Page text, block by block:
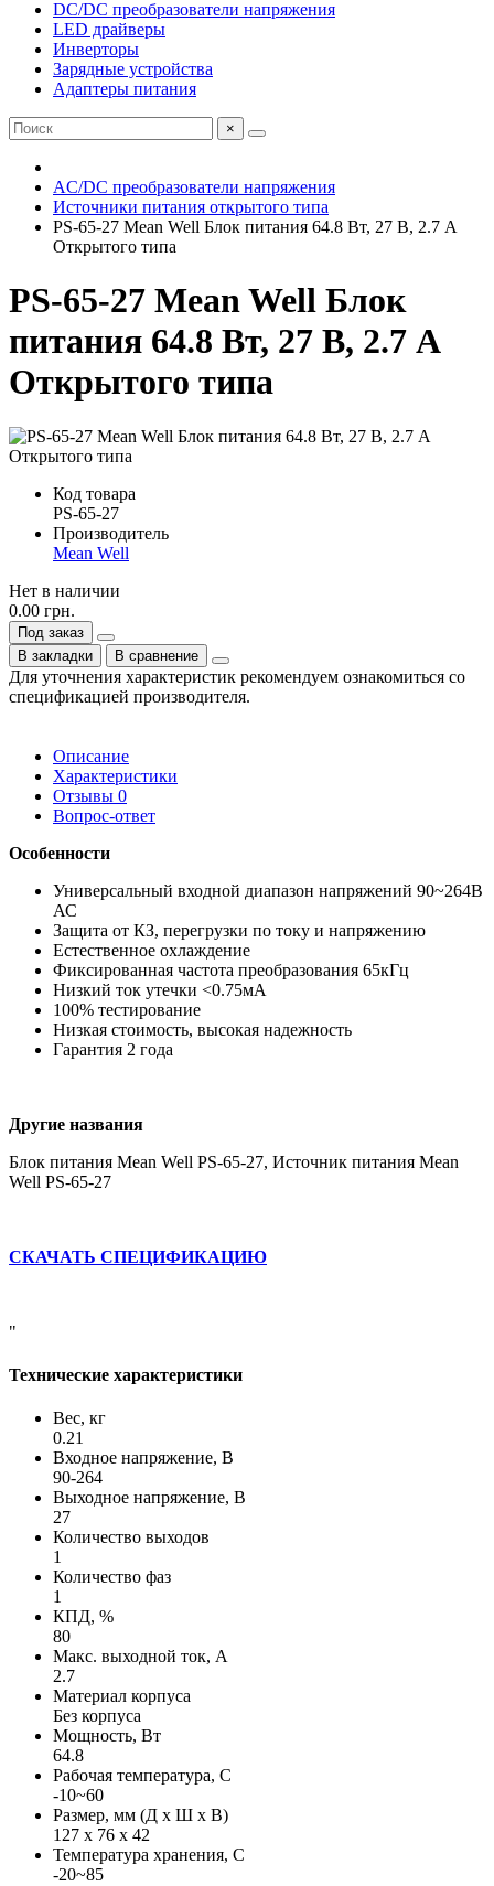
DC/DC преобразователи напряжения
LED драйверы
Инверторы
Зарядные устройства
Адаптеры питания
×
AC/DC преобразователи напряжения
Источники питания открытого типа
PS-65-27 Mean Well Блок питания 64.8 Вт, 27 В, 2.7 А
Открытого типа
PS-65-27 Mean Well Блок
питания 64.8 Вт, 27 В, 2.7 А
Открытого типа
Код товара
PS-65-27
Производитель
Mean Well
Нет в наличии
0.00 грн.
Под заказ
В закладки
В сравнение
Для уточнения характеристик рекомендуем ознакомиться со
спецификацией производителя.
Описание
Характеристики
Отзывы 0
Вопрос-ответ
Особенности
Универсальный входной диапазон напряжений 90~264В
АС
Защита от КЗ, перегрузки по току и напряжению
Естественное охлаждение
Фиксированная частота преобразования 65кГц
Низкий ток утечки <0.75мА
100% тестирование
Низкая стоимость, высокая надежность
Гарантия 2 года
Другие названия
Блок питания Mean Well PS-65-27, Источник питания Mean
Well PS-65-27
СКАЧАТЬ СПЕЦИФИКАЦИЮ
"
Технические характеристики
Вес, кг
0.21
Входное напряжение, В
90-264
Выходное напряжение, В
27
Количество выходов
1
Количество фаз
1
КПД, %
80
Макс. выходной ток, А
2.7
Материал корпуса
Без корпуса
Мощность, Вт
64.8
Рабочая температура, С
-10~60
Размер, мм (Д х Ш х В)
127 х 76 х 42
Температура хранения, С
-20~85